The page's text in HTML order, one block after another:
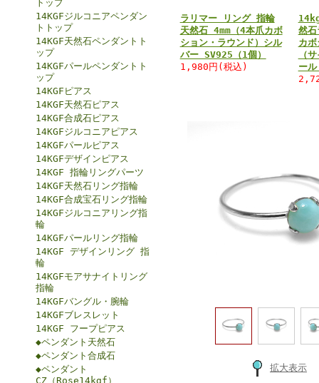
トップ
14KGFジルコニアペンダン
トトップ
14KGF天然石ペンダントト
ップ
14KGFパールペンダントト
ップ
14KGFピアス
14KGF天然石ピアス
14KGF合成石ピアス
14KGFジルコニアピアス
14KGFパールピアス
14KGFデザインピアス
14KGF 指輪リングパーツ
14KGF天然石リング指輪
14KGF合成宝石リング指輪
14KGFジルコニアリング指
輪
14KGFパールリング指輪
14KGF デザインリング 指
輪
14KGFモアサナイトリング
指輪
14KGFバングル・腕輪
14KGFブレスレット
14KGF フープピアス
◆ペンダント天然石
◆ペンダント合成石
◆ペンダント
CZ（Rose14kgf）
ラリマー リング 指輪
天然石 4mm（4本爪カボ
ション・ラウンド）シル
バー SV925（1個）
1,980円(税込)
然石
カ
（
ー
拡大表示